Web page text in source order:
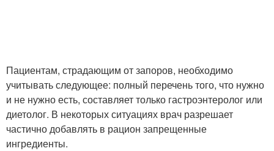
Пациентам, страдающим от запоров, необходимо
учитывать следующее: полный перечень того, что нужно
и не нужно есть, составляет только гастроэнтеролог или
диетолог. В некоторых ситуациях врач разрешает
частично добавлять в рацион запрещенные
ингредиенты.